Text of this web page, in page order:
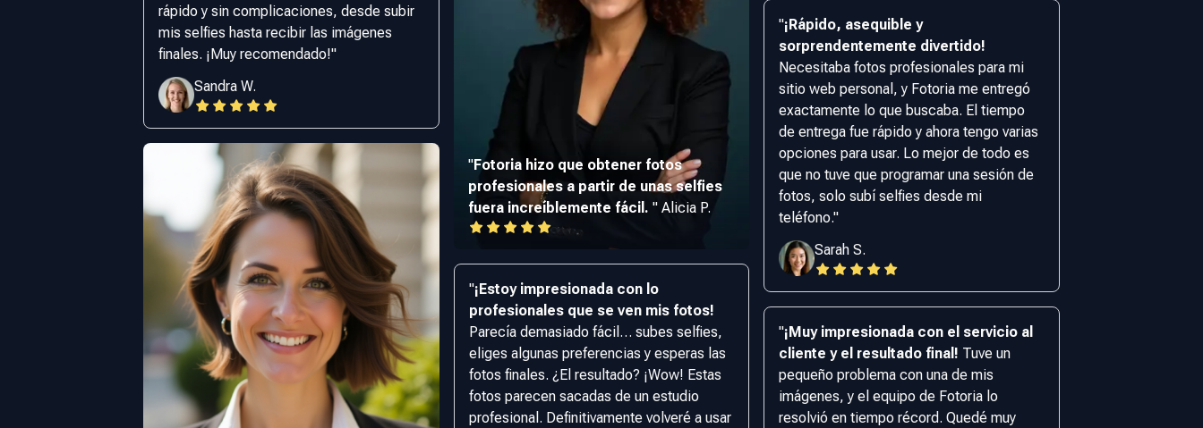
rápido y sin complicaciones, desde subir
mis selfies hasta recibir las imágenes
finales. ¡Muy recomendado!"
Sandra W.
"Fotoria hizo que obtener fotos
profesionales a partir de unas selfies
fuera increíblemente fácil. " Alicia P.
"¡Estoy impresionada con lo
profesionales que se ven mis fotos!
Parecía demasiado fácil… subes selfies,
eliges algunas preferencias y esperas las
fotos finales. ¿El resultado? ¡Wow! Estas
fotos parecen sacadas de un estudio
profesional. Definitivamente volveré a usar
"¡Rápido, asequible y
sorprendentemente divertido!
Necesitaba fotos profesionales para mi
sitio web personal, y Fotoria me entregó
exactamente lo que buscaba. El tiempo
de entrega fue rápido y ahora tengo varias
opciones para usar. Lo mejor de todo es
que no tuve que programar una sesión de
fotos, solo subí selfies desde mi
teléfono."
Sarah S.
"¡Muy impresionada con el servicio al
cliente y el resultado final! Tuve un
pequeño problema con una de mis
imágenes, y el equipo de Fotoria lo
resolvió en tiempo récord. Quedé muy